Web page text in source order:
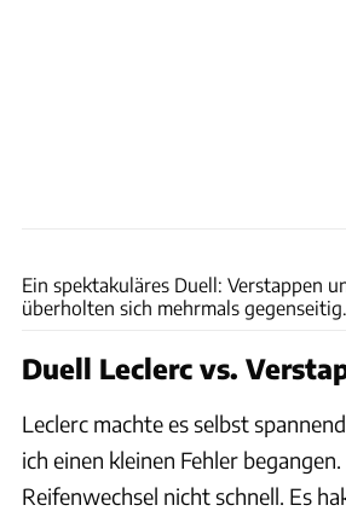
Ein spektakuläres Duell: Verstappen
überholten sich mehrmals gegenseitig.
Duell Leclerc vs.
Leclerc machte es selbst
ich einen kleinen Fehler
Reifenwechsel nicht schnell. Es